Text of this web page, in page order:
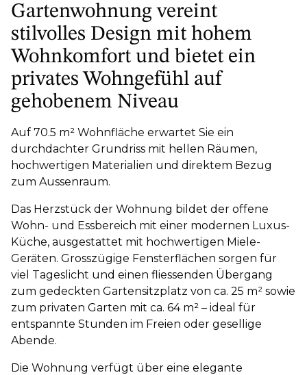
Gartenwohnung vereint
stilvolles Design mit hohem
Wohnkomfort und bietet ein
privates Wohngefühl auf
gehobenem Niveau
Auf 70.5 m² Wohnfläche erwartet Sie ein
durchdachter Grundriss mit hellen Räumen,
hochwertigen Materialien und direktem Bezug
zum Aussenraum.
Das Herzstück der Wohnung bildet der offene
Wohn- und Essbereich mit einer modernen Luxus-
Küche, ausgestattet mit hochwertigen Miele-
Geräten. Grosszügige Fensterflächen sorgen für
viel Tageslicht und einen fliessenden Übergang
zum gedeckten Gartensitzplatz von ca. 25 m² sowie
zum privaten Garten mit ca. 64 m² – ideal für
entspannte Stunden im Freien oder gesellige
Abende.
Die Wohnung verfügt über eine elegante